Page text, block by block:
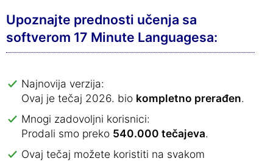
Upoznajte prednosti učenja sa
softverom 17 Minute Languagesa:
Najnovija verzija:
Ovaj je tečaj 2026. bio kompletno prerađen.
Mnogi zadovoljni korisnici:
Prodali smo preko 540.000 tečajeva.
Ovaj tečaj možete koristiti na svakom